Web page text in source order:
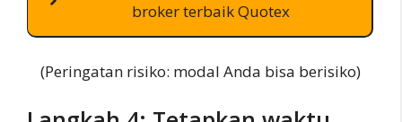
broker terbaik Quotex
(Peringatan risiko: modal Anda bisa berisiko)